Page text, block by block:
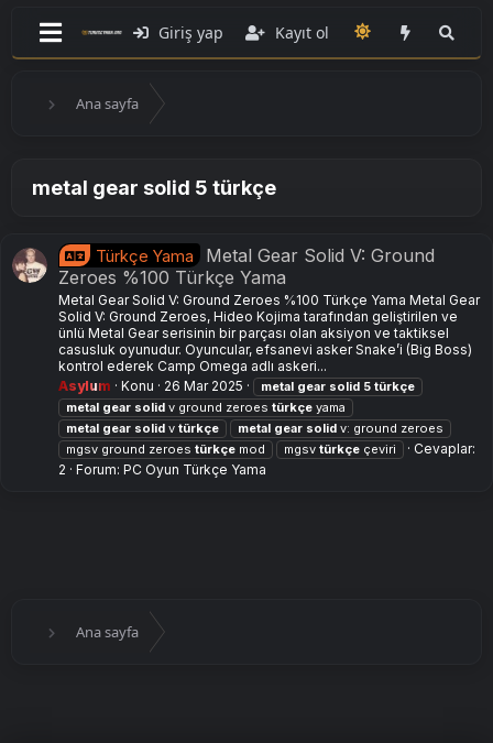
Giriş yap Kayıt ol
Ana sayfa
metal gear solid 5 türkçe
Türkçe Yama
Metal Gear Solid V: Ground
Zeroes %100 Türkçe Yama
Metal Gear Solid V: Ground Zeroes %100 Türkçe Yama Metal Gear
Solid V: Ground Zeroes, Hideo Kojima tarafından geliştirilen ve
ünlü Metal Gear serisinin bir parçası olan aksiyon ve taktiksel
casusluk oyunudur. Oyuncular, efsanevi asker Snake’i (Big Boss)
kontrol ederek Camp Omega adlı askeri...
Asylum
Konu 26 Mar 2025 metal gear solid 5 türkçe
metal gear solid v ground zeroes türkçe yama
metal gear solid v türkçe metal gear solid v: ground zeroes
mgsv ground zeroes türkçe mod mgsv türkçe çeviri
Cevaplar:
2
Forum: PC Oyun Türkçe Yama
Ana sayfa